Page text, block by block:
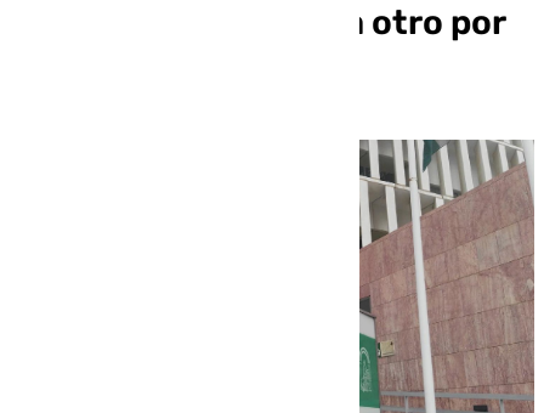
durante cuatro días a otro por